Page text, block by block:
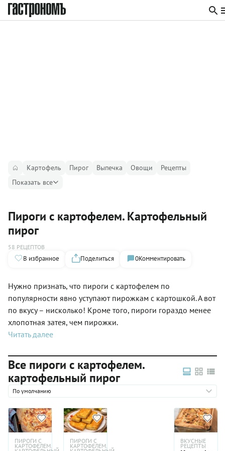
Картофель Пирог Выпечка Овощи
Рецепты
Показать все
Пироги с картофелем. Картофельный
пирог
58 РЕЦЕПТОВ
В избранное Поделиться 0Комментировать
Нужно признать, что пироги с картофелем по
популярности явно уступают пирожкам с картошкой. А вот
по вкусу – нисколько! Кроме того, пироги гораздо менее
хлопотная затея, чем пирожки.
Читать далее
Все пироги с картофелем.
картофельный пирог
По умолчанию
ПИРОГИ С
КАРТОФЕЛЕМ.
ПИРОГИ С
КАРТОФЕЛЕМ.
ВКУСНЫЕ
РЕЦЕПТЫ